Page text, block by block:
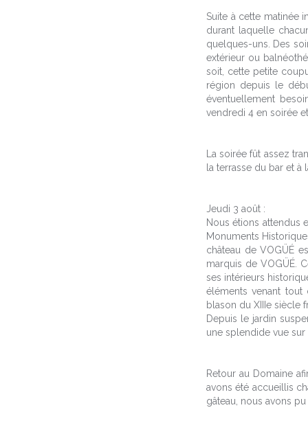
Suite à cette matinée
durant laquelle
quelques-uns. Des
extérieur ou
soit, cette petite
région depuis le
éventuellement
vendredi 4 en soirée
La soirée fût assez
la terrasse du bar et à
Jeudi 3 août :
Nous étions attendus
Monuments
château de VOGÜÉ
marquis de VOGÜÉ.
ses intérieurs
éléments venant
blason du XIIIe siècle
Depuis le jardin
une splendide vue
Retour au Domaine
avons été accueillis
gâteau, nous avons